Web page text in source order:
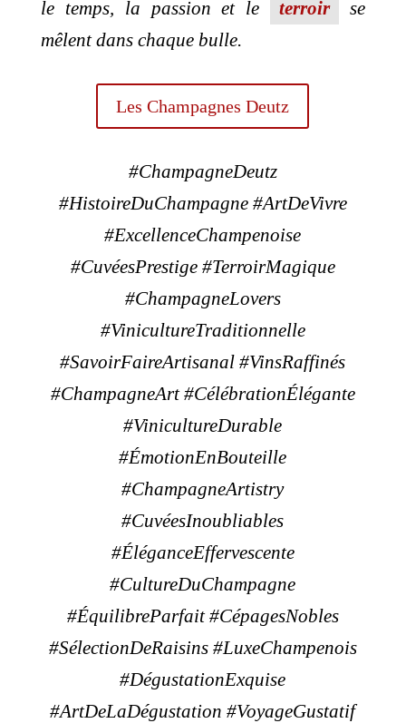
le temps, la passion et le terroir
se
mêlent dans chaque bulle.
Les Champagnes Deutz
#ChampagneDeutz
#HistoireDuChampagne #ArtDeVivre
#ExcellenceChampenoise
#CuvéesPrestige #TerroirMagique
#ChampagneLovers
#VinicultureTraditionnelle
#SavoirFaireArtisanal #VinsRaffinés
#ChampagneArt #CélébrationÉlégante
#VinicultureDurable
#ÉmotionEnBouteille
#ChampagneArtistry
#CuvéesInoubliables
#ÉléganceEffervescente
#CultureDuChampagne
#ÉquilibreParfait #CépagesNobles
#SélectionDeRaisins #LuxeChampenois
#DégustationExquise
#ArtDeLaDégustation #VoyageGustatif